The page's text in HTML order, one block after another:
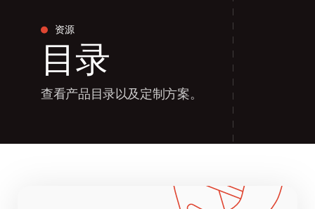
资源
目录
查看产品目录以及定制方案。